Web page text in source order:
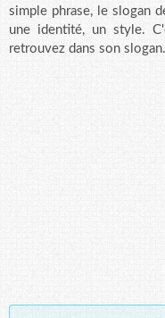
simple phrase, le slogan
une identité, un style.
retrouvez dans son slogan.